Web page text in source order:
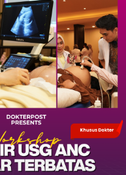
dan
menit),
disertai gejala